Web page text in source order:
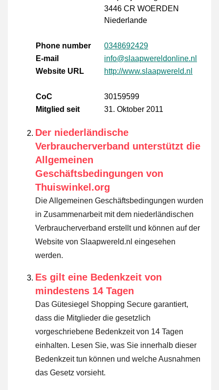
3446 CR WOERDEN
Niederlande
Phone number
0348692429
E-mail
info@slaapwereldonline.nl
Website URL
http://www.slaapwereld.nl
CoC
30159599
Mitglied seit
31. Oktober 2011
Der niederländische
Verbraucherverband unterstützt die
Allgemeinen
Geschäftsbedingungen von
Thuiswinkel.org
Die Allgemeinen Geschäftsbedingungen wurden
in Zusammenarbeit mit dem niederländischen
Verbraucherverband erstellt und können auf der
Website von Slaapwereld.nl eingesehen
werden.
Es gilt eine Bedenkzeit von
mindestens 14 Tagen
Das Gütesiegel Shopping Secure garantiert,
dass die Mitglieder die gesetzlich
vorgeschriebene Bedenkzeit von 14 Tagen
einhalten. Lesen Sie, was Sie innerhalb dieser
Bedenkzeit tun können und welche Ausnahmen
das Gesetz vorsieht.